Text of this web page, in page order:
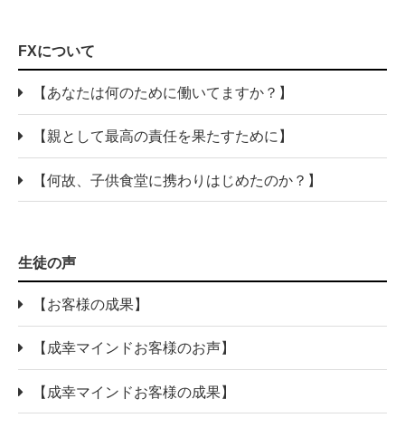
FXについて
【あなたは何のために働いてますか？】
【親として最高の責任を果たすために】
【何故、子供食堂に携わりはじめたのか？】
生徒の声
【お客様の成果】
【成幸マインドお客様のお声】
【成幸マインドお客様の成果】